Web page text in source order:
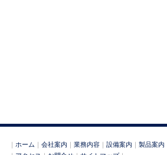
｜ ホーム ｜ 会社案内 ｜ 業務内容 ｜ 設備案内 ｜ 製品案内